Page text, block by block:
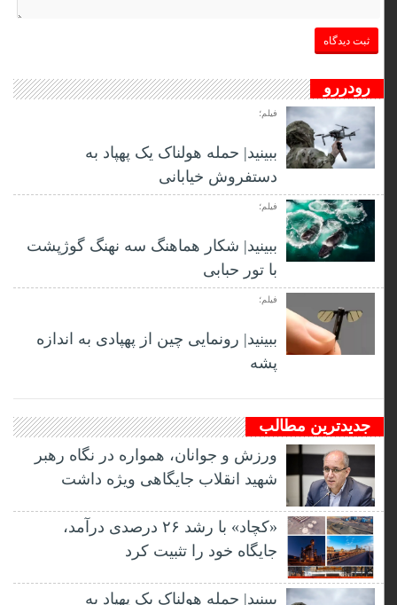
رودررو
فیلم؛
ببینید| حمله هولناک یک پهپاد به
دستفروش خیابانی
فیلم؛
ببینید| شکار هماهنگ سه نهنگ گوژپشت
با تور حبابی
فیلم؛
ببینید| رونمایی چین از پهپادی به اندازه
پشه
جدیدترین مطالب
ورزش و جوانان، همواره در نگاه رهبر
شهید انقلاب جایگاهی ویژه داشت
«کچاد» با رشد ۲۶ درصدی درآمد،
جایگاه خود را تثبیت کرد
ببینید| حمله هولناک یک پهپاد به